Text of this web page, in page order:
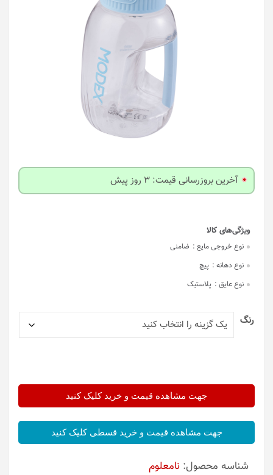
آخرین بروزرسانی قیمت: 3 روز پیش
نوع خروجی مایع : ضامنی
نوع دهانه : پیچ
نوع عایق : پلاستیک
رنگ
جهت مشاهده قیمت و خرید کلیک کنید
جهت مشاهده قیمت و خرید قسطی کلیک کنید
شناسه محصول: نامعلوم